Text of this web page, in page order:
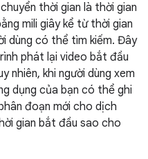
thời gian là thời gian
mili giây kể từ thời gian
dùng có thể tìm kiếm. Đây
phát lại video bắt đầu
nhiên, khi người dùng xem
dụng của bạn có thể ghi
đoạn mới cho dịch
gian bắt đầu sao cho